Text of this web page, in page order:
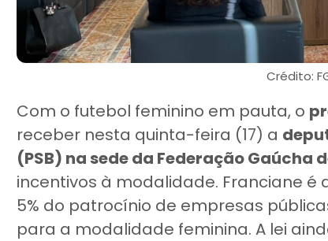
Crédito:
Com o futebol feminino em pauta, o
receber nesta quinta-feira (17) a
(PSB) na sede da Federação Gaúcha
incentivos à modalidade. Franciane é
5% do patrocínio de empresas
para a modalidade feminina. A lei